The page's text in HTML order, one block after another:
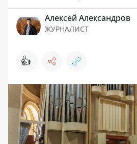
Алексей Александров
ЖУРНАЛИСТ
👍